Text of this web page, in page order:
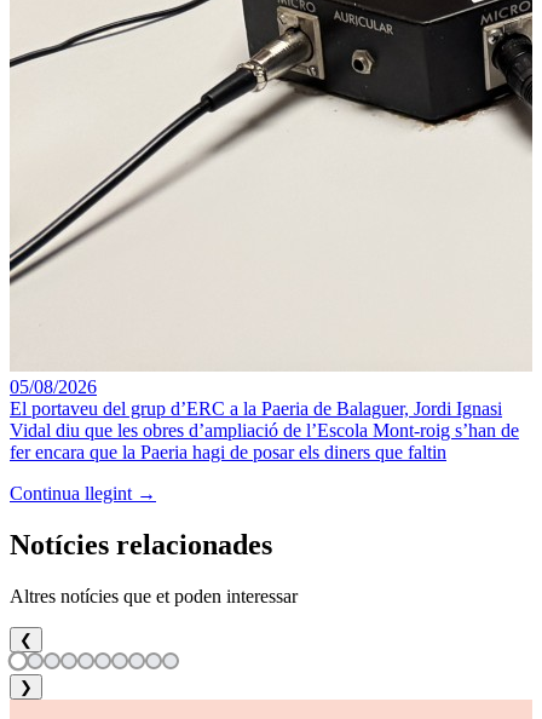
05/08/2026
El portaveu del grup d’ERC a la Paeria de Balaguer, Jordi Ignasi
Vidal diu que les obres d’ampliació de l’Escola Mont-roig s’han de
fer encara que la Paeria hagi de posar els diners que faltin
Continua llegint →
Notícies relacionades
Altres notícies que et poden interessar
❮
❯